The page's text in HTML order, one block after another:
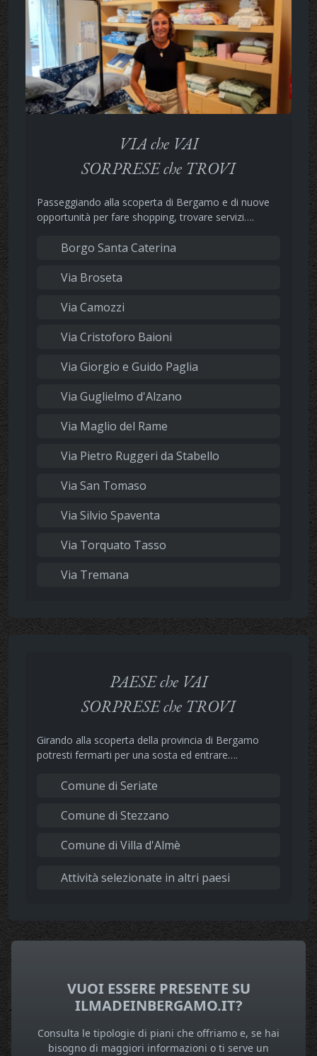
VIA che VAI
SORPRESE che TROVI
Passeggiando alla scoperta di Bergamo e di nuove
opportunità per fare shopping, trovare servizi….
Borgo Santa Caterina
Via Broseta
Via Camozzi
Via Cristoforo Baioni
Via Giorgio e Guido Paglia
Via Guglielmo d'Alzano
Via Maglio del Rame
Via Pietro Ruggeri da Stabello
Via San Tomaso
Via Silvio Spaventa
Via Torquato Tasso
Via Tremana
PAESE che VAI
SORPRESE che TROVI
Girando alla scoperta della provincia di Bergamo
potresti fermarti per una sosta ed entrare….
Comune di Seriate
Comune di Stezzano
Comune di Villa d'Almè
Attività selezionate in altri paesi
VUOI ESSERE PRESENTE SU
ILMADEINBERGAMO.IT?
Consulta le tipologie di piani che offriamo e, se hai
bisogno di maggiori informazioni o ti serve un